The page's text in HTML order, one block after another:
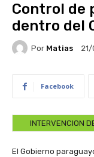
Control de
dentro del
Por Matias
Facebook
INTERVENCION
El Gobierno